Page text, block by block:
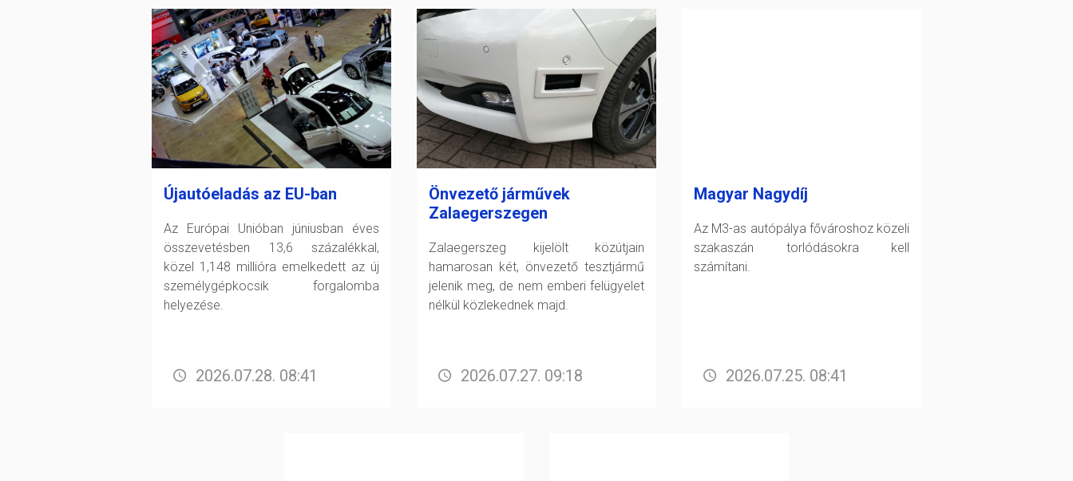
Újautóeladás az EU-ban
Az Európai Unióban júniusban éves
összevetésben 13,6 százalékkal,
közel 1,148 millióra emelkedett az új
személygépkocsik forgalomba
helyezése.
2026.07.28. 08:41
Önvezető járművek
Zalaegerszegen
Zalaegerszeg kijelölt közútjain
hamarosan két, önvezető tesztjármű
jelenik meg, de nem emberi felügyelet
nélkül közlekednek majd.
2026.07.27. 09:18
Magyar Nagydíj
Az M3-as autópálya fővároshoz közeli
szakaszán torlódásokra kell
számítani.
2026.07.25. 08:41